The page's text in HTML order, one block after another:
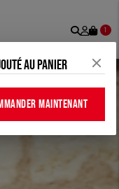
Mon
1
au panier
MAINTENANT